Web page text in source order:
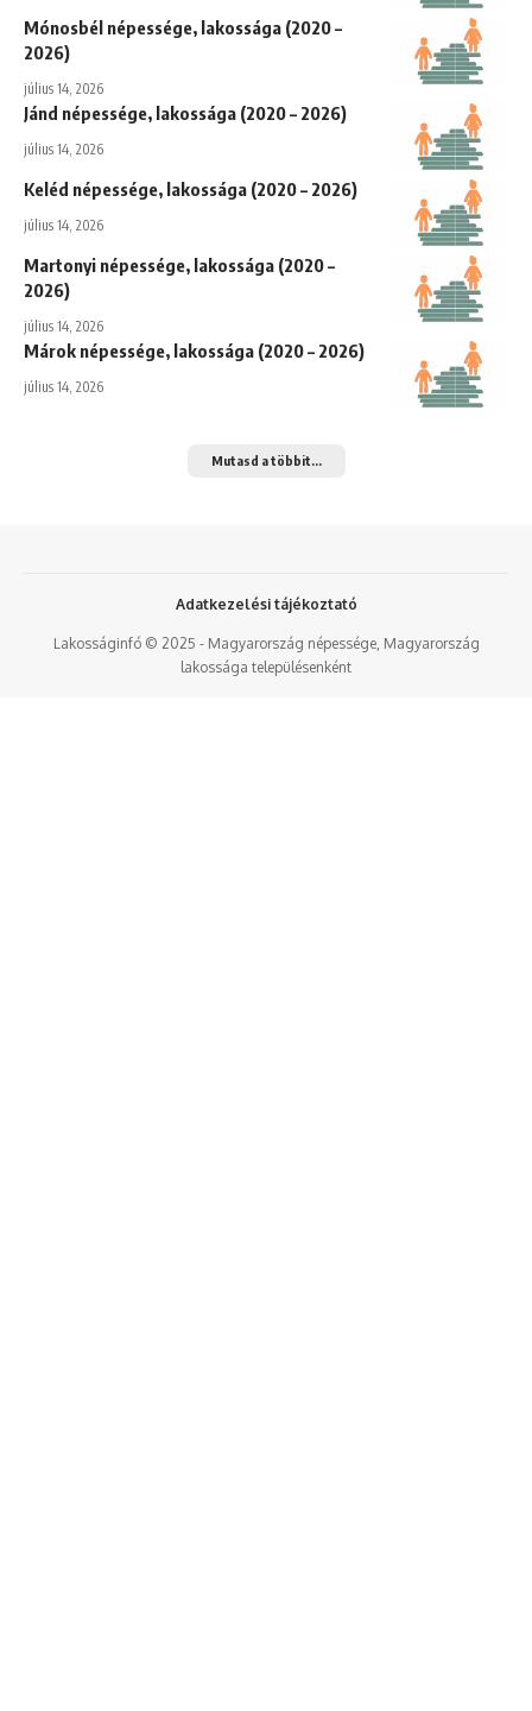
Mónosbél népessége, lakossága (2020 –
2026)
július 14, 2026
Jánd népessége, lakossága (2020 – 2026)
július 14, 2026
Keléd népessége, lakossága (2020 – 2026)
július 14, 2026
Martonyi népessége, lakossága (2020 –
2026)
július 14, 2026
Márok népessége, lakossága (2020 – 2026)
július 14, 2026
Mutasd a többit...
Lakosságinfó © 2025 - Magyarország népessége, Magyarország
lakossága településenként
Adatkezelési tájékoztató